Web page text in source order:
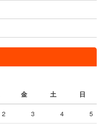
金 土 日
2 3 4 5